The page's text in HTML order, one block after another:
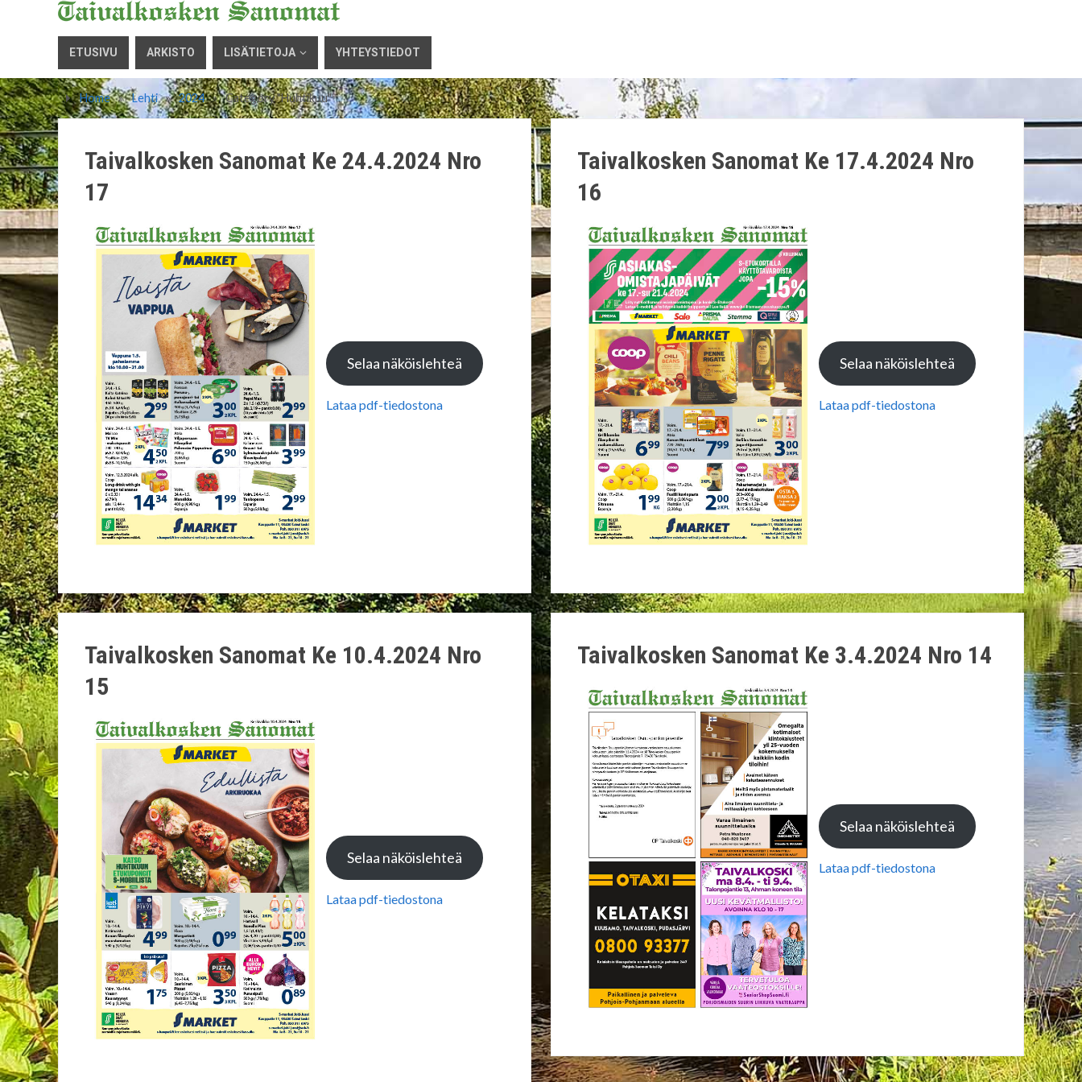
ETUSIVU ARKISTO LISÄTIETOJA YHTEYSTIEDOT
Home » Lehti » 2024 » Category "Huhtikuu"
Taivalkosken Sanomat Ke 24.4.2024 Nro
17
Selaa näköislehteä
Lataa pdf-tiedostona
Taivalkosken Sanomat Ke 17.4.2024 Nro
16
Selaa näköislehteä
Lataa pdf-tiedostona
Taivalkosken Sanomat Ke 10.4.2024 Nro
15
Selaa näköislehteä
Lataa pdf-tiedostona
Taivalkosken Sanomat Ke 3.4.2024 Nro 14
Selaa näköislehteä
Lataa pdf-tiedostona